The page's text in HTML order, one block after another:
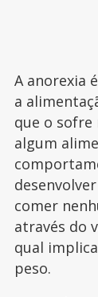
A anorexia
a
que o
algum
comer
através do
qual
peso.